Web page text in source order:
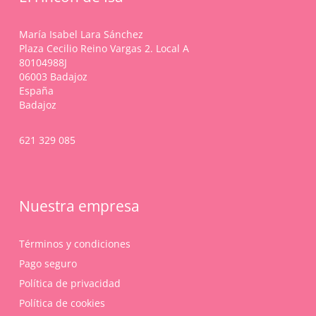
de
producto
María Isabel Lara Sánchez
Plaza Cecilio Reino Vargas 2. Local A
80104988J
06003 Badajoz
España
Badajoz
621 329 085
Nuestra empresa
Términos y condiciones
Pago seguro
Política de privacidad
Política de cookies